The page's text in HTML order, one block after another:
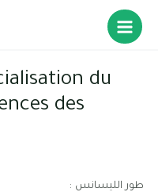
du
des
طور الليسانس :